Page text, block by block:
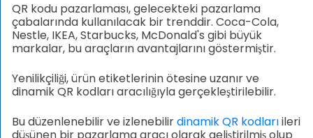
QR kodu pazarlaması, gelecekteki pazarlama
çabalarında kullanılacak bir trenddir. Coca-Cola,
Nestle, IKEA, Starbucks, McDonald's gibi büyük
markalar, bu araçların avantajlarını göstermiştir.
Yenilikçiliği, ürün etiketlerinin ötesine uzanır ve
dinamik QR kodları aracılığıyla gerçekleştirilebilir.
Bu düzenlenebilir ve izlenebilirdinamik QR kodlarıileri